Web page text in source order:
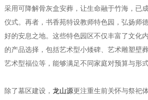
采用可降解骨灰盒安葬，让生命融于竹海，已
仪式。再者，书香苑特设教师特色园，弘扬师
好的安息之地。这些特色园区不仅丰富了文化
的产品选择，包括艺术型小矮碑、艺术雕塑壁
艺术型福位等，能够满足不同家庭对预算与形式
除了墓区建设， 龙山源更注重生前关怀与祭祀